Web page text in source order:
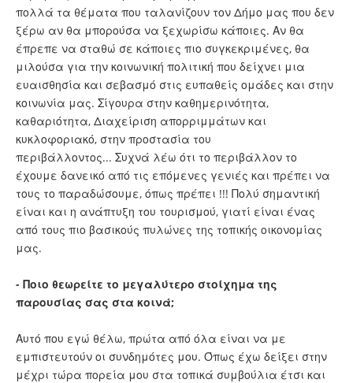
πολλά τα θέματα που ταλανίζουν τον Δήμο μας που δεν
ξέρω αν θα μπορούσα να ξεχωρίσω κάποιες. Αν θα
έπρεπε να σταθώ σε κάποιες πιο συγκεκριμένες, θα
μιλούσα για την κοινωνική πολιτική που δείχνει μια
ευαισθησία και σεβασμό στις ευπαθείς ομάδες και στην
κοινωνία μας. Σίγουρα στην καθημερινότητα,
καθαριότητα, Διαχείριση απορριμμάτων και
κυκλοφοριακό, στην προστασία του
περιβάλλοντος... Συχνά λέω ότι το περιβάλλον το
έχουμε δανεικό από τις επόμενες γενιές και πρέπει να
τους το παραδώσουμε, όπως πρέπει !!! Πολύ σημαντική
είναι και η ανάπτυξη του τουρισμού, γιατί είναι ένας
από τους πιο βασικούς πυλώνες της τοπικής οικονομίας
μας.
- Ποιο θεωρείτε το μεγαλύτερο στοίχημα της
παρουσίας σας στα κοινά;
Αυτό που εγώ θέλω, πρώτα από όλα είναι να με
εμπιστευτούν οι συνδημότες μου. Όπως έχω δείξει στην
μέχρι τώρα πορεία μου στα τοπικά συμβούλια έτσι και